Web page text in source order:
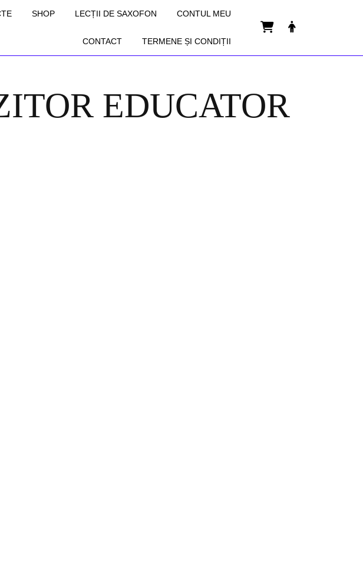
SHOP LECȚII DE SAXOFON CONTUL MEU
CONTACT TERMENE ȘI CONDIȚII
Cart MyAccount
EDUCATOR